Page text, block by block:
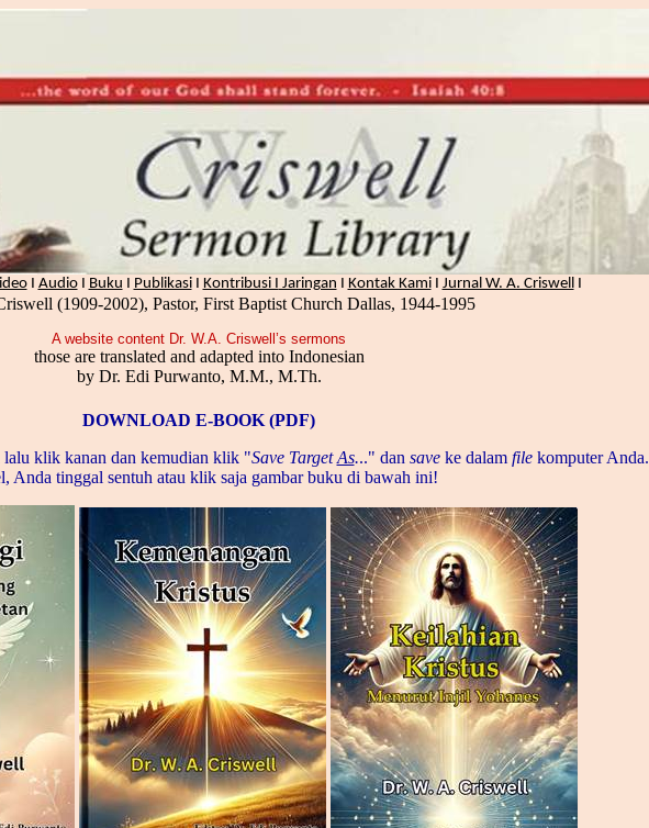
I AudioI Buku I PublikasiI Kontribusi I Jaringan I Kontak KamiI Jurnal W. A. CriswellI
(1909-2002), Pastor, First Baptist Church Dallas, 1944-1995
A website content Dr. W.A. Criswell’s sermons
those are translated and adapted into Indonesian
by Dr. Edi Purwanto, M.M., M.Th.
DOWNLOAD E-BOOK (PDF)
klik kanan dan kemudian klik "Save TargetAs..." dan save ke dalam filekomputer Anda.
Anda tinggal sentuh atau klik saja gambar buku di bawah ini!